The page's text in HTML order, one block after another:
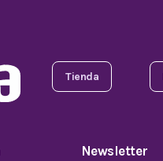
Tienda
Newsletter